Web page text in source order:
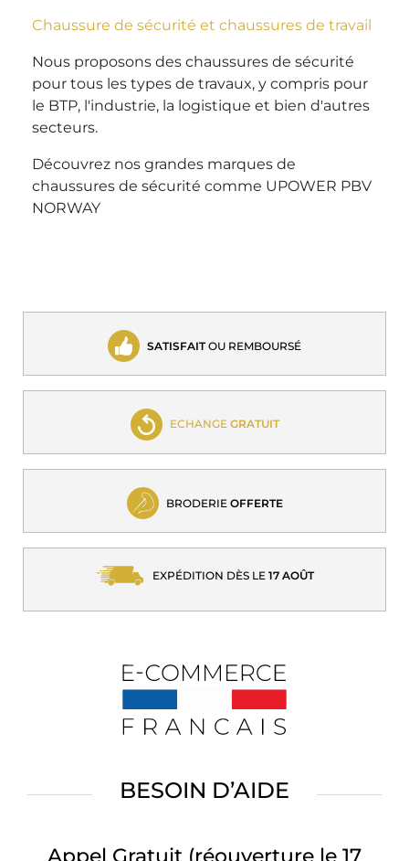
Chaussure de sécurité et chaussures de travail
Nous proposons des chaussures de sécurité
pour tous les types de travaux, y compris pour
le BTP, l'industrie, la logistique et bien d'autres
secteurs.
Découvrez nos grandes marques de
chaussures de sécurité comme UPOWER PBV
NORWAY
SATISFAITOU REMBOURSÉ
ECHANGE GRATUIT
BRODERIE OFFERTE
EXPÉDITION DÈS LE 17 AOÛT
BESOIN D’AIDE